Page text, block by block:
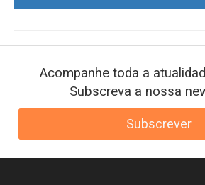
Acompanhe toda a
Subscreva a nossa
Subscrever